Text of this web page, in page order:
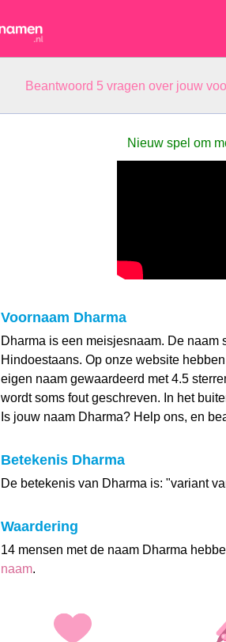
Beantwoord 5 vragen over jouw
Nieuw spel om
Voornaam Dharma
Dharma is een meisjesnaam. De naam
Hindoestaans. Op onze website
eigen naam gewaardeerd met 4.5
wordt soms fout geschreven. In het
Is jouw naam Dharma? Help ons, en
Betekenis Dharma
De betekenis van Dharma is: "variant
Waardering
14 mensen met de naam Dharma
naam.